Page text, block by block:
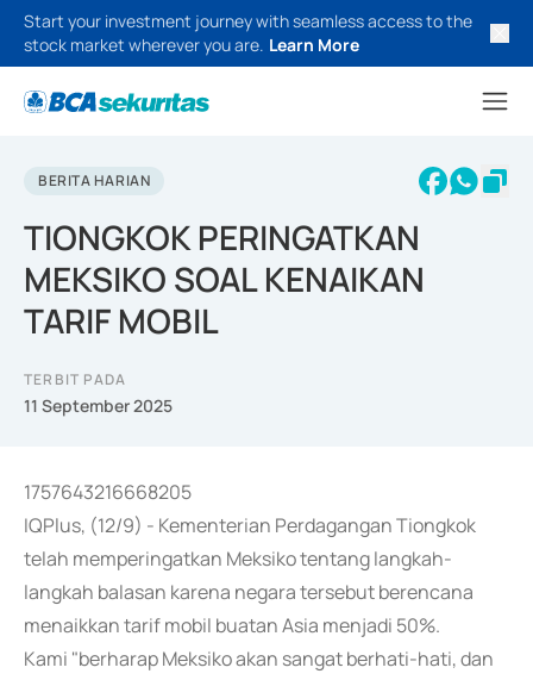
Start your investment journey with seamless access to the
stock market wherever you are. Learn More
BERITA HARIAN
TIONGKOK PERINGATKAN
MEKSIKO SOAL KENAIKAN
TARIF MOBIL
TERBIT PADA
11 September 2025
1757643216668205
IQPlus, (12/9) - Kementerian Perdagangan Tiongkok
telah memperingatkan Meksiko tentang langkah-
langkah balasan karena negara tersebut berencana
menaikkan tarif mobil buatan Asia menjadi 50%.
Kami "berharap Meksiko akan sangat berhati-hati, dan